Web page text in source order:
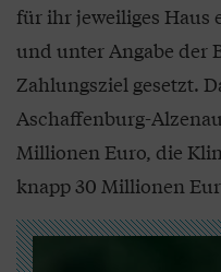
für ihr jeweiliges Haus
und unter Angabe der
Zahlungsziel gesetzt.
Aschaffenburg-
Millionen Euro, die
knapp 30 Millionen